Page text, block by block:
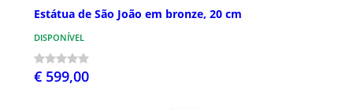
Estátua de São João em bronze, 20 cm
DISPONÍVEL
€ 599,00